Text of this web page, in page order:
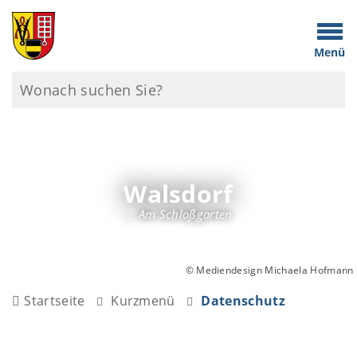
Menü
Walsdorf
... Am Schloßgarten
© Mediendesign Michaela Hofmann
Startseite Kurzmenü Datenschutz